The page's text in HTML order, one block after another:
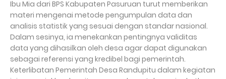
Ibu Mia dari BPS Kabupaten Pasuruan turut memberikan
materi mengenai metode pengumpulan data dan
analisis statistik yang sesuai dengan standar nasional.
Dalam sesinya, ia menekankan pentingnya validitas
data yang dihasilkan oleh desa agar dapat digunakan
sebagai referensi yang kredibel bagi pemerintah.
Keterlibatan Pemerintah Desa Randupitu dalam kegiatan